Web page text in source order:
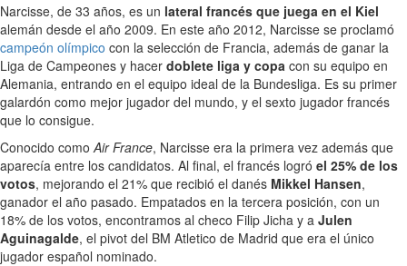
Narcisse, de 33 años, es un lateral francés que juega en el Kiel
alemán desde el año 2009. En este año 2012, Narcisse se proclamó
campeón olímpico con la selección de Francia, además de ganar la
Liga de Campeones y hacer doblete liga y copa con su equipo en
Alemania, entrando en el equipo ideal de la Bundesliga. Es su primer
galardón como mejor jugador del mundo, y el sexto jugador francés
que lo consigue.
Conocido como Air France, Narcisse era la primera vez además que
aparecía entre los candidatos. Al final, el francés logró el 25% de los
votos, mejorando el 21% que recibió el danés Mikkel Hansen,
ganador el año pasado. Empatados en la tercera posición, con un
18% de los votos, encontramos al checo Filip Jicha y a Julen
Aguinagalde, el pivot del BM Atletico de Madrid que era el único
jugador español nominado.